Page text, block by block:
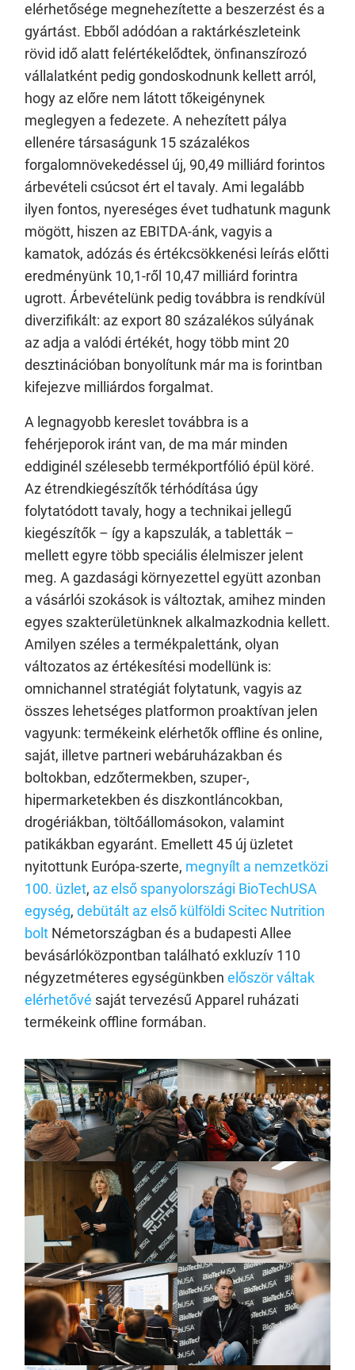
elérhetősége megnehezítette a beszerzést és a
gyártást. Ebből adódóan a raktárkészleteink
rövid idő alatt felértékelődtek, önfinanszírozó
vállalatként pedig gondoskodnunk kellett arról,
hogy az előre nem látott tőkeigénynek
meglegyen a fedezete. A nehezített pálya
ellenére társaságunk 15 százalékos
forgalomnövekedéssel új, 90,49 milliárd forintos
árbevételi csúcsot ért el tavaly. Ami legalább
ilyen fontos, nyereséges évet tudhatunk magunk
mögött, hiszen az EBITDA-ánk, vagyis a
kamatok, adózás és értékcsökkenési leírás előtti
eredményünk 10,1-ről 10,47 milliárd forintra
ugrott. Árbevételünk pedig továbbra is rendkívül
diverzifikált: az export 80 százalékos súlyának
az adja a valódi értékét, hogy több mint 20
desztinációban bonyolítunk már ma is forintban
kifejezve milliárdos forgalmat.
A legnagyobb kereslet továbbra is a
fehérjeporok iránt van, de ma már minden
eddiginél szélesebb termékportfólió épül köré.
Az étrendkiegészítők térhódítása úgy
folytatódott tavaly, hogy a technikai jellegű
kiegészítők – így a kapszulák, a tabletták –
mellett egyre több speciális élelmiszer jelent
meg. A gazdasági környezettel együtt azonban
a vásárlói szokások is változtak, amihez minden
egyes szakterületünknek alkalmazkodnia kellett.
Amilyen széles a termékpalettánk, olyan
változatos az értékesítési modellünk is:
omnichannel stratégiát folytatunk, vagyis az
összes lehetséges platformon proaktívan jelen
vagyunk: termékeink elérhetők offline és online,
saját, illetve partneri webáruházakban és
boltokban, edzőtermekben, szuper-,
hipermarketekben és diszkontláncokban,
drogériákban, töltőállomásokon, valamint
patikákban egyaránt. Emellett 45 új üzletet
nyitottunk Európa-szerte, megnyílt a nemzetközi
100. üzlet, az első spanyolországi BioTechUSA
egység, debütált az első külföldi Scitec Nutrition
bolt Németországban és a budapesti Allee
bevásárlóközpontban található exkluzív 110
négyzetméteres egységünkben először váltak
elérhetővé saját tervezésű Apparel ruházati
termékeink offline formában.